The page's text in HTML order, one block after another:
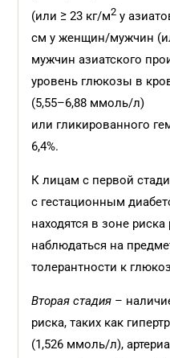
(или ≥ 23 кг/м2 у
см у женщин/мужчин
мужчин азиатского
уровень глюкозы в
(5,55–6,88 ммоль/л)
или гликированного
6,4%.
К лицам с первой
с гестационным
находятся в зоне
наблюдаться на
толерантности к
Вторая стадия –
риска, таких как
(1,526 ммоль/л),